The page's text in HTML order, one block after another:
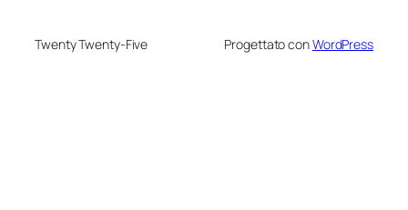
Twenty Twenty-Five Progettato conWordPress